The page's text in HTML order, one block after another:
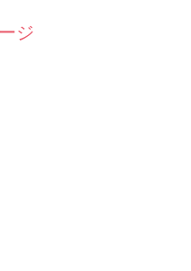
ジ